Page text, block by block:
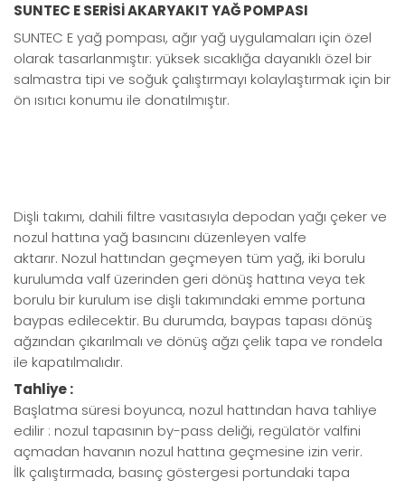
SUNTEC E SERİSİ AKARYAKIT YAĞ POMPASI
SUNTEC E yağ pompası, ağır yağ uygulamaları için özel
olarak tasarlanmıştır: yüksek sıcaklığa dayanıklı özel bir
salmastra tipi ve soğuk çalıştırmayı kolaylaştırmak için bir
ön ısıtıcı konumu ile donatılmıştır.
Dişli takımı, dahili filtre vasıtasıyla depodan yağı çeker ve
nozul hattına yağ basıncını düzenleyen valfe
aktarır. Nozul hattından geçmeyen tüm yağ, iki borulu
kurulumda valf üzerinden geri dönüş hattına veya tek
borulu bir kurulum ise dişli takımındaki emme portuna
baypas edilecektir. Bu durumda, baypas tapası dönüş
ağzından çıkarılmalı ve dönüş ağzı çelik tapa ve rondela
ile kapatılmalıdır.
Tahliye :
Başlatma süresi boyunca, nozul hattından hava tahliye
edilir : nozul tapasının by-pass deliği, regülatör valfini
açmadan havanın nozul hattına geçmesine izin verir.
İlk çalıştırmada, basınç göstergesi portundaki tapa